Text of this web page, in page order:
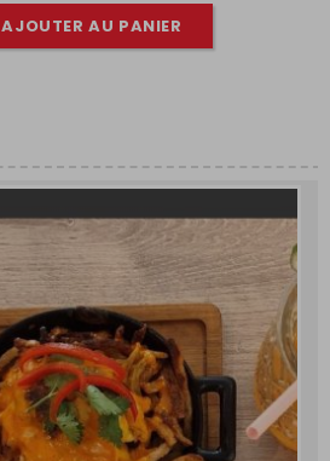
AJOUTER AU PANIER